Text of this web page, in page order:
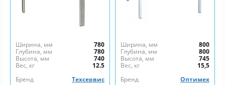
Ширина, мм
780
Глубина, мм
780
Высота, мм
740
Вес, кг
12.5
Бренд
Техсервис
Ширина, мм
800
Глубина, мм
800
Высота, мм
745
Вес, кг
15,5
Бренд
Оптимех